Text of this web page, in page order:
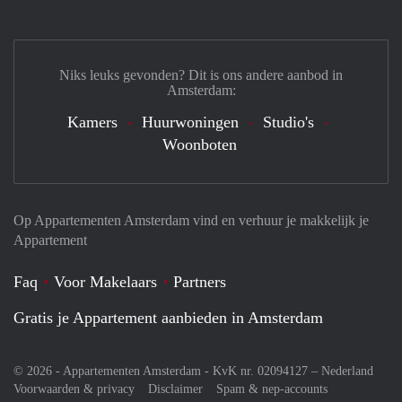
Op Appartementen Amsterdam vind en verhuur je makkelijk je
Appartement
Faq Voor Makelaars
Partners
Gratis je Appartement aanbieden in Amsterdam
© 2026 - Appartementen Amsterdam - KvK nr. 02094127 – Nederland
Voorwaarden & privacy
Disclaimer
Spam & nep-accounts
Niks leuks gevonden? Dit is ons andere aanbod in
Amsterdam:
Kamers Huurwoningen
Studio's
Woonboten